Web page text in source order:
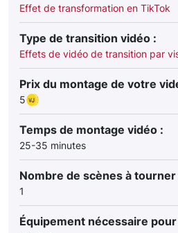
Effet de transformation en TikTok
Type de transition vidéo :
Effets de vidéo de transition par
Prix du montage de votre
5
Temps de montage vidéo :
25-35 minutes
Nombre de scènes à tourner
1
Équipement nécessaire